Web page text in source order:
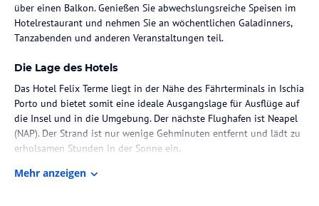
über einen Balkon. Genießen Sie abwechslungsreiche Speisen im
Hotelrestaurant und nehmen Sie an wöchentlichen Galadinners,
Tanzabenden und anderen Veranstaltungen teil.
Die Lage des Hotels
Das Hotel Felix Terme liegt in der Nähe des Fährterminals in Ischia
Porto und bietet somit eine ideale Ausgangslage für Ausflüge auf
die Insel und in die Umgebung. Der nächste Flughafen ist Neapel
(NAP). Der Strand ist nur wenige Gehminuten entfernt und lädt zu
erholsamen Stunden in der Sonne ein.
Zimmer / Unterbringung im Hotel
Mehr anzeigen